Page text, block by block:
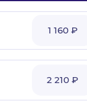
1 160 ₽
2 210 ₽